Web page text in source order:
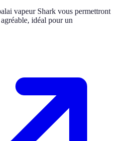
vapeur Shark vous permettront
idéal pour un